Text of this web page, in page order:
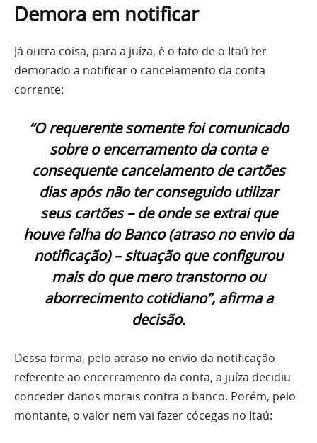
Demora em notificar
Já outra coisa, para a juíza, é o fato de o Itaú ter
demorado a notificar o cancelamento da conta
corrente:
“O requerente somente foi comunicado
sobre o encerramento da conta e
consequente cancelamento de cartões
dias após não ter conseguido utilizar
seus cartões – de onde se extrai que
houve falha do Banco (atraso no envio da
notificação) – situação que configurou
mais do que mero transtorno ou
aborrecimento cotidiano”, afirma a
decisão.
Dessa forma, pelo atraso no envio da notificação
referente ao encerramento da conta, a juíza decidiu
conceder danos morais contra o banco. Porém, pelo
montante, o valor nem vai fazer cócegas no Itaú: